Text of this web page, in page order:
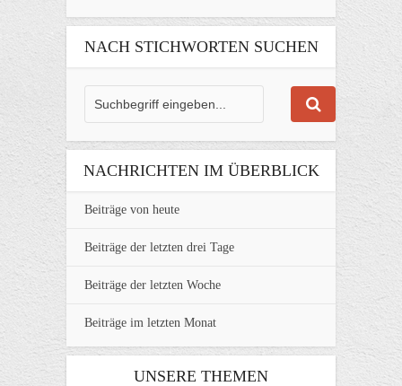
NACH STICHWORTEN SUCHEN
NACHRICHTEN IM ÜBERBLICK
Beiträge von heute
Beiträge der letzten drei Tage
Beiträge der letzten Woche
Beiträge im letzten Monat
UNSERE THEMEN